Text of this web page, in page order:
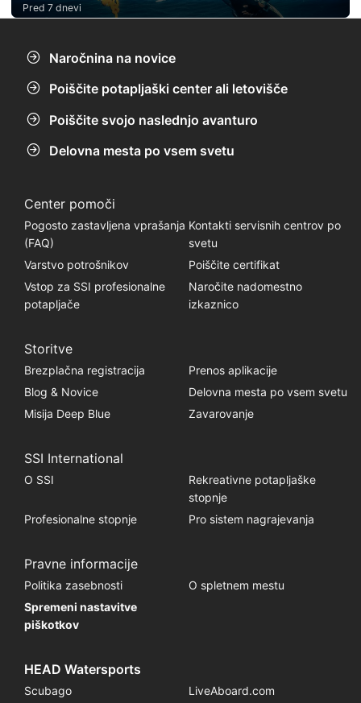
Pred 7 dnevi
Naročnina na novice
Poiščite potapljaški center ali letovišče
Poiščite svojo naslednjo avanturo
Delovna mesta po vsem svetu
Center pomoči
Pogosto zastavljena vprašanja
(FAQ)
Kontakti servisnih centrov po
svetu
Varstvo potrošnikov
Poiščite certifikat
Vstop za SSI profesionalne
potapljače
Naročite nadomestno
izkaznico
Storitve
Brezplačna registracija
Prenos aplikacije
Blog & Novice
Delovna mesta po vsem svetu
Misija Deep Blue
Zavarovanje
SSI International
O SSI
Rekreativne potapljaške
stopnje
Profesionalne stopnje
Pro sistem nagrajevanja
Pravne informacije
Politika zasebnosti
O spletnem mestu
Spremeni nastavitve
piškotkov
HEAD Watersports
Scubago LiveAboard.com